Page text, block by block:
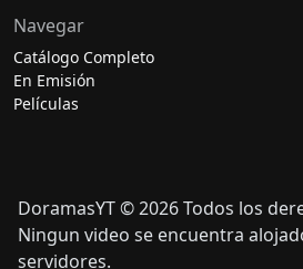
Navegar
Catálogo Completo
En Emisión
Películas
DoramasYT © 2026 Todos los
Ningun video se encuentra
servidores.